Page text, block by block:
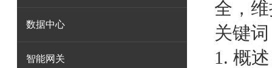
数据中心
智能网关
全，
关键
1. 概述